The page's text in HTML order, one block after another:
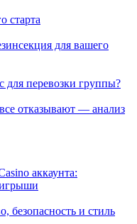
старта
для вашего
для перевозки группы?
отказывают — анализ
аккаунта:
безопасность и стиль